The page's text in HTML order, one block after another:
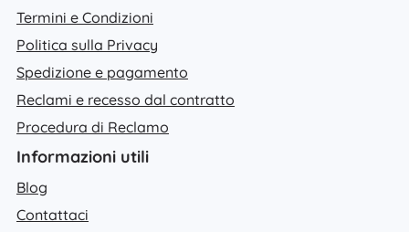
Termini e Condizioni
Politica sulla Privacy
Spedizione e pagamento
Reclami e recesso dal contratto
Procedura di Reclamo
Informazioni utili
Blog
Contattaci